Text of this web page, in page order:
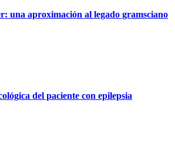
una aproximación al legado gramsciano
del paciente con epilepsia